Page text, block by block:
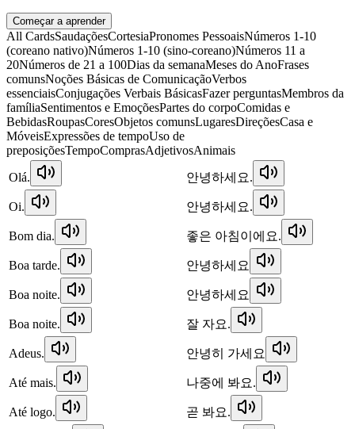
Começar a aprender
All CardsSaudaçõesCortesiaPronomes PessoaisNúmeros 1-10
(coreano nativo)Números 1-10 (sino-coreano)Números 11 a
20Números de 21 a 100Dias da semanaMeses do AnoFrases
comunsNoções Básicas de ComunicaçãoVerbos
essenciaisConjugações Verbais BásicasFazer perguntasMembros da
famíliaSentimentos e EmoçõesPartes do corpoComidas e
BebidasRoupasCoresObjetos comunsLugaresDireçõesCasa e
MóveisExpressões de tempoUso de
preposiçõesTempoComprasAdjetivosAnimais
Olá.
안녕하세요.
Oi. 안녕하세요.
Bom dia. 좋은 아침이에요.
Boa tarde. 안녕하세요
Boa noite. 안녕하세요
Boa noite. 잘 자요.
Adeus. 안녕히 가세요
Até mais. 나중에 봐요.
Até logo. 곧 봐요.